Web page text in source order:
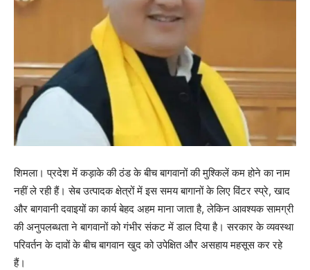
शिमला। प्रदेश में कड़ाके की ठंड के बीच बागवानों की मुश्किलें कम होने का नाम
नहीं ले रही हैं। सेब उत्पादक क्षेत्रों में इस समय बागानों के लिए विंटर स्प्रे, खाद
और बागवानी दवाइयों का कार्य बेहद अहम माना जाता है, लेकिन आवश्यक सामग्री
की अनुपलब्धता ने बागवानों को गंभीर संकट में डाल दिया है। सरकार के व्यवस्था
परिवर्तन के दावों के बीच बागवान खुद को उपेक्षित और असहाय महसूस कर रहे
हैं।